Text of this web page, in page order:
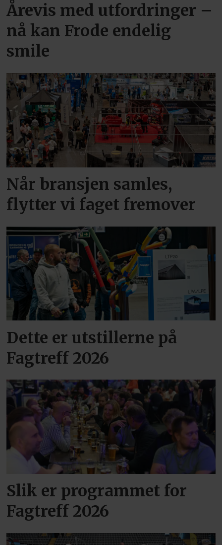
Årevis med utfordringer –
nå kan Frode endelig
smile
Når bransjen samles,
flytter vi faget fremover
Dette er utstillerne på
Fagtreff 2026
Slik er programmet for
Fagtreff 2026